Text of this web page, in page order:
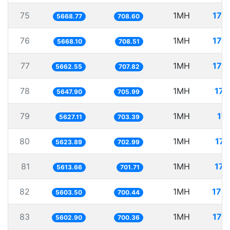
75 5668.77 708.60 1MH
76 5668.10 708.51 1MH
77 5662.55 707.82 1MH
78 5647.90 705.99 1MH
79 5627.11 703.39 1MH
80 5623.89 702.99 1MH
81 5613.66 701.71 1MH
82 5603.50 700.44 1MH
83 5602.90 700.36 1MH